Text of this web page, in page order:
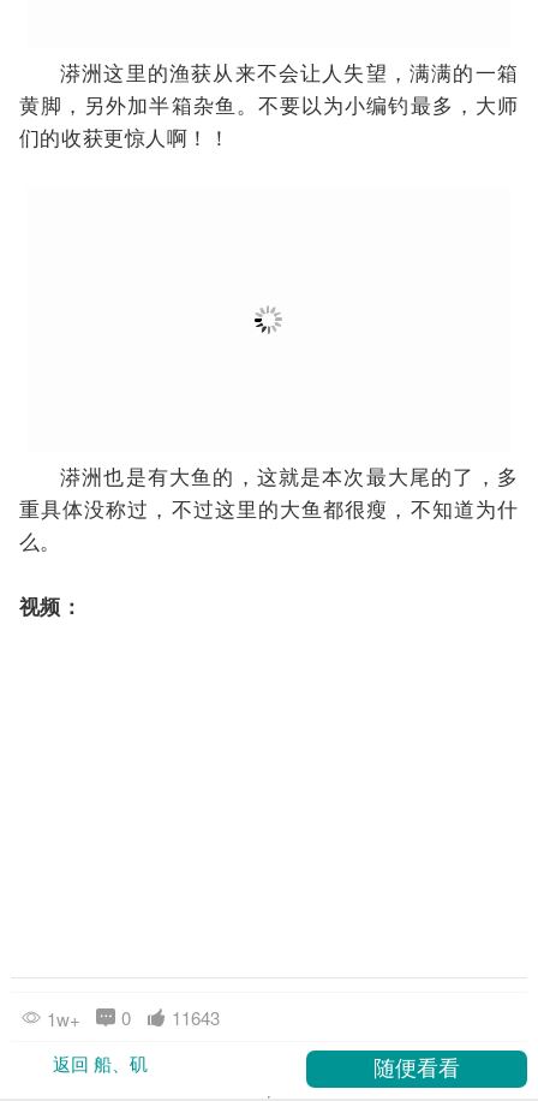
么。
视频：
船、矶 2018-01-15
阳江海陵岛鱿鱼季来袭！手把手教你“抽鱿
最近，阳江海陵岛迎来了一年中令人兴奋的鱿鱼丰收季节！随着
暖流涌动，大量趋光性强的鱿鱼被沿岸灯火吸引，成群结队地游
向近岸浅水区。此时，正是体验“抽鱿鱼”这一独特乐趣的绝佳时